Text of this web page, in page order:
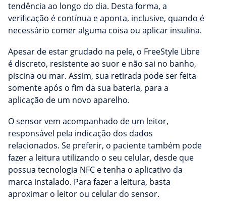
tendência ao longo do dia. Desta forma, a
verificação é contínua e aponta, inclusive, quando é
necessário comer alguma coisa ou aplicar insulina.
Apesar de estar grudado na pele, o FreeStyle Libre
é discreto, resistente ao suor e não sai no banho,
piscina ou mar. Assim, sua retirada pode ser feita
somente após o fim da sua bateria, para a
aplicação de um novo aparelho.
O sensor vem acompanhado de um leitor,
responsável pela indicação dos dados
relacionados. Se preferir, o paciente também pode
fazer a leitura utilizando o seu celular, desde que
possua tecnologia NFC e tenha o aplicativo da
marca instalado. Para fazer a leitura, basta
aproximar o leitor ou celular do sensor.